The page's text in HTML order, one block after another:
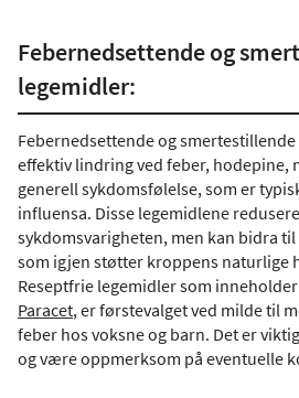
Febernedsettende og
legemidler:
Febernedsettende og
effektiv lindring ved feber, hodepine,
generell sykdomsfølelse, som er
influensa. Disse legemidlene
sykdomsvarigheten, men kan bidra
som igjen støtter kroppens naturlige
Reseptfrie legemidler som
Paracet, er førstevalget ved milde til
feber hos voksne og barn. Det er
og være oppmerksom på eventuelle